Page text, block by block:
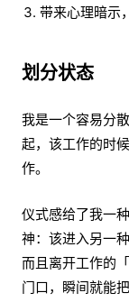
带来心理暗示
划分状态
我是一个容易分
起，该工作的时
作。
仪式感给了我一
神：该进入另一种
而且离开工作的
门口，瞬间就能